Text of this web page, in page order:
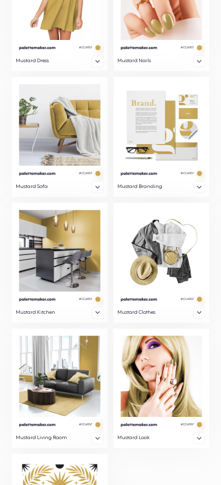
Mustard Dress Mustard Nails
Mustard Sofa Mustard Branding
Mustard Kitchen Mustard Clothes
Mustard Living Room Mustard Look